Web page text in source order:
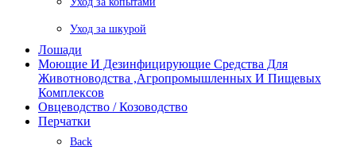
Уход за шкурой
Лошади
Моющие И Дезинфицирующие Средства Для
Животноводства ,агропромышленных И Пищевых
Комплексов
Овцеводство / Козоводство
Перчатки
Back